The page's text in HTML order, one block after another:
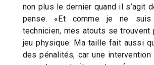
non plus le dernier quand il s’agit
pense. «Et comme je ne
technicien, mes atouts se trouvent
jeu physique. Ma taille fait aussi
des pénalités, car une intervention